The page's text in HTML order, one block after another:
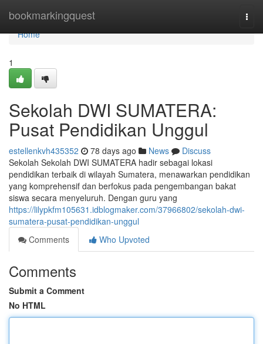
bookmarkingquest
Home
Home
1
Sekolah DWI SUMATERA:
Pusat Pendidikan Unggul
estellenkvh435352 78 days ago News
Discuss
Sekolah Sekolah DWI SUMATERA hadir sebagai lokasi
pendidikan terbaik di wilayah Sumatera, menawarkan pendidikan
yang komprehensif dan berfokus pada pengembangan bakat
siswa secara menyeluruh. Dengan guru yang
https://lilypkfm105631.idblogmaker.com/37966802/sekolah-dwi-
sumatera-pusat-pendidikan-unggul
Comments
Who Upvoted
Comments
Submit a Comment
No HTML